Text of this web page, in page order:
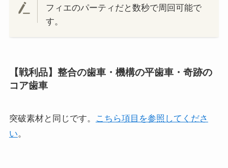
フィエのパーティだと数秒で周回可能で
す。
【戦利品】整合の歯車・機構の平歯車・奇跡の
コア歯車
突破素材と同じです。
こちら項目を参照してくださ
い。